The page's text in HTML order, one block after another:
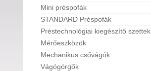
Mini préspofák
STANDARD Préspofák
Préstechnológiai kiegészítő szettek
Mérőeszközök
Mechanikus csővágók
Vágógörgők